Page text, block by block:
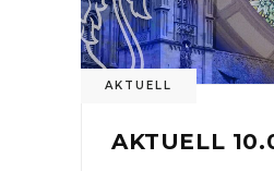
AKTUELL
AKTUELL